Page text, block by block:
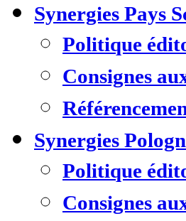
Synergies Pays
Politique
Consignes
Synergies
Politique
Consignes